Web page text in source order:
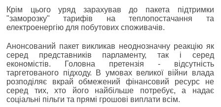
Крім цього уряд зарахував до пакета підтримки
"заморозку" тарифів на теплопостачання та
електроенергію для побутових споживачів.
Анонсований пакет викликав неоднозначну реакцію як
серед представників парламенту, так і серед
економістів. Головна претензія - відсутність
таргетованого підходу. В умовах великої війни влада
розподіляє вкрай обмежений фінансовий ресурс не
серед тих, хто його найбільше потребує, а надає
соціальні пільги та прямі грошові виплати всім.